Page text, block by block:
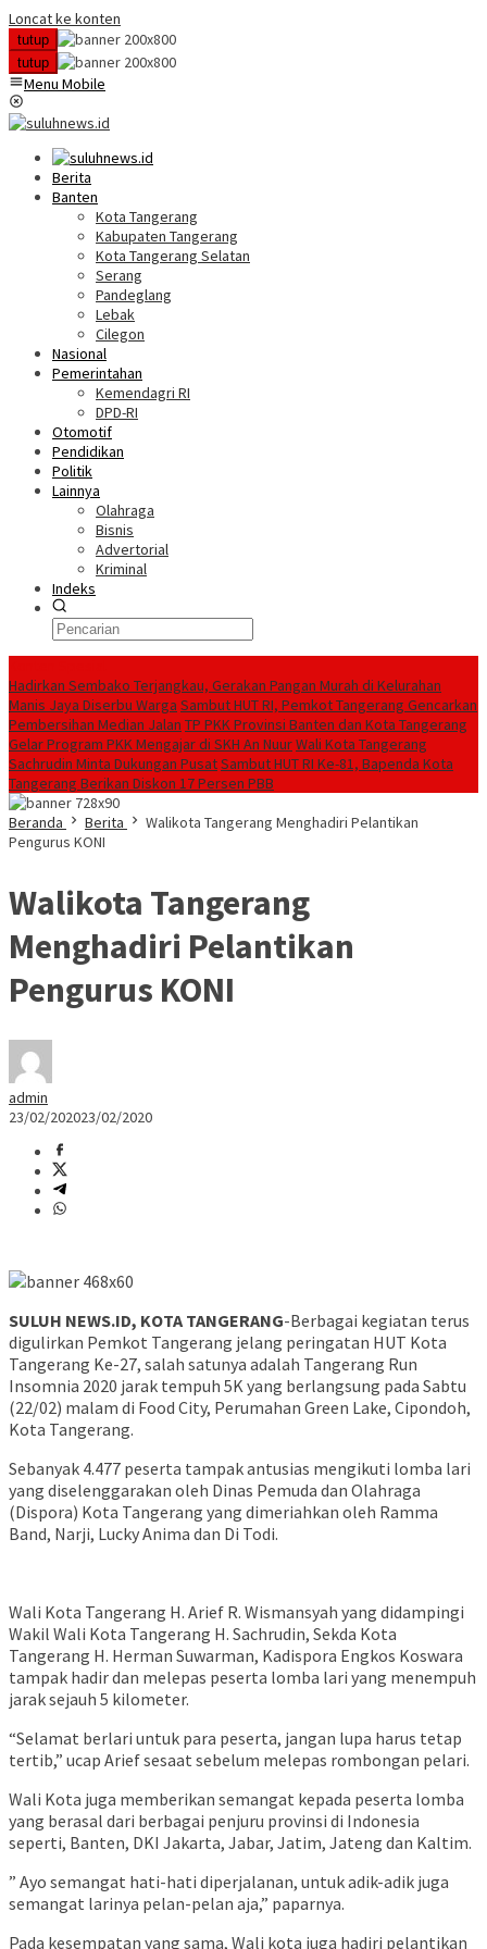
Loncat ke konten
tutup
tutup
Menu Mobile
Berita
Banten
Kota Tangerang
Kabupaten Tangerang
Kota Tangerang Selatan
Serang
Pandeglang
Lebak
Cilegon
Nasional
Pemerintahan
Kemendagri RI
DPD-RI
Otomotif
Pendidikan
Politik
Lainnya
Olahraga
Bisnis
Advertorial
Kriminal
Indeks
Hadirkan Sembako Terjangkau, Gerakan Pangan Murah di Kelurahan
Manis Jaya Diserbu Warga Sambut HUT RI, Pemkot Tangerang Gencarkan
Pembersihan Median Jalan TP PKK Provinsi Banten dan Kota Tangerang
Gelar Program PKK Mengajar di SKH An NuurWali Kota Tangerang
Sachrudin Minta Dukungan PusatSambut HUT RI Ke-81, Bapenda Kota
Tangerang Berikan Diskon 17 Persen PBB
Beranda
Berita
Walikota Tangerang Menghadiri Pelantikan
Pengurus KONI
Walikota Tangerang
Menghadiri Pelantikan
Pengurus KONI
admin
23/02/202023/02/2020
‌‌‌‌SULUH NEWS.ID, KOTA TANGERANG-Berbagai kegiatan terus
digulirkan Pemkot Tangerang jelang peringatan HUT Kota
Tangerang Ke-27, salah satunya adalah Tangerang Run
Insomnia 2020 jarak tempuh 5K yang berlangsung pada Sabtu
(22/02) malam di Food City, Perumahan Green Lake, Cipondoh,
Kota Tangerang.
Sebanyak 4.477 peserta tampak antusias mengikuti lomba lari
yang diselenggarakan oleh Dinas Pemuda dan Olahraga
(Dispora) Kota Tangerang yang dimeriahkan oleh Ramma
Band, Narji, Lucky Anima dan Di Todi.
Wali Kota Tangerang H. Arief R. Wismansyah yang didampingi
Wakil Wali Kota Tangerang H. Sachrudin, Sekda Kota
Tangerang H. Herman Suwarman, Kadispora Engkos Koswara
tampak hadir dan melepas peserta lomba lari yang menempuh
jarak sejauh 5 kilometer.
“Selamat berlari untuk para peserta, jangan lupa harus tetap
tertib,” ucap Arief sesaat sebelum melepas rombongan pelari.
Wali Kota juga memberikan semangat kepada peserta lomba
yang berasal dari berbagai penjuru provinsi di Indonesia
seperti, Banten, DKI Jakarta, Jabar, Jatim, Jateng dan Kaltim.
” Ayo semangat hati-hati diperjalanan, untuk adik-adik juga
semangat larinya pelan-pelan aja,” paparnya.
Pada kesempatan yang sama, Wali kota juga hadiri pelantikan